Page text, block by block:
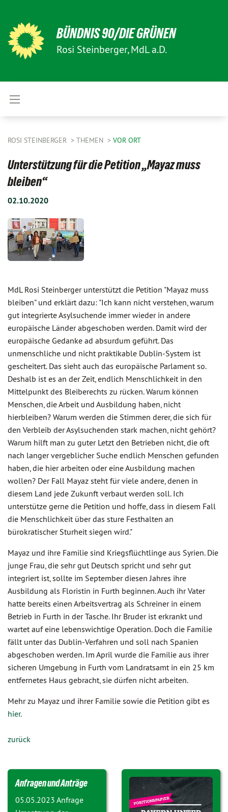
BÜNDNIS 90/DIE GRÜNEN
Rosi Steinberger, MdL a.D.
ROSI STEINBERGER THEMEN VOR ORT
Unterstützung für die Petition „Mayaz muss
bleiben“
02.10.2020
MdL Rosi Steinberger unterstützt die Petition "Mayaz muss
bleiben" und erklärt dazu: "Ich kann nicht verstehen, warum
gut integrierte Asylsuchende immer wieder in andere
europäische Länder abgeschoben werden. Damit wird der
europäische Gedanke ad absurdum geführt. Das
unmenschliche und nicht praktikable Dublin-System ist
gescheitert. Das sieht auch das europäische Parlament so.
Deshalb ist es an der Zeit, endlich Menschlichkeit in den
Mittelpunkt des Bleiberechts zu rücken. Warum können
Menschen, die Arbeit und Ausbildung haben, nicht
hierbleiben? Warum werden die Stimmen derer, die sich für
den Verbleib der Asylsuchenden stark machen, nicht gehört?
Warum hilft man zu guter Letzt den Betrieben nicht, die oft
nach langer vergeblicher Suche endlich Menschen gefunden
haben, die hier arbeiten oder eine Ausbildung machen
wollen? Der Fall Mayaz steht für viele andere, denen in
diesem Land jede Zukunft verbaut werden soll. Ich
unterstütze gerne die Petition und hoffe, dass in diesem Fall
die Menschlichkeit über das sture Festhalten an
bürokratischer Sturheit siegen wird."
Mayaz und ihre Familie sind Kriegsflüchtlinge aus Syrien. Die
junge Frau, die sehr gut Deutsch spricht und sehr gut
integriert ist, sollte im September diesen Jahres ihre
Ausbildung als Floristin in Furth beginnen. Auch ihr Vater
hatte bereits einen Arbeitsvertrag als Schreiner in einem
Betrieb in Furth in der Tasche. Ihr Bruder ist erkrankt und
wartet auf eine lebenswichtige Operation. Doch die Familie
fällt unter das Dublin-Verfahren und soll nach Spanien
abgeschoben werden. Im April wurde die Familie aus ihrer
sicheren Umgebung in Furth vom Landratsamt in ein 25 km
entfernetes Haus gebracht, sie dürfen nicht arbeiten.
Mehr zu Mayaz und ihrer Familie sowie die Petition gibt es
hier.
zurück
Anfragen und Anträge
05.05.2023 Anfrage